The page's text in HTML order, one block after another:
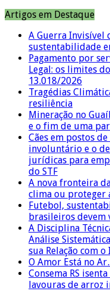
Artigos em Destaque
A Guerra Invisível
sustentabilidade
Pagamento por
Legal: os limites
13.018/2026
Tragédias
resiliência
Mineração no
e o fim de uma
Cães em postos
involuntário e o
jurídicas para
do STF
A nova fronteira
clima ou proteger
Futebol,
brasileiros devem
A Disciplina
Análise
sua Relação com
O Amor Está no
Consema RS
lavouras de arroz